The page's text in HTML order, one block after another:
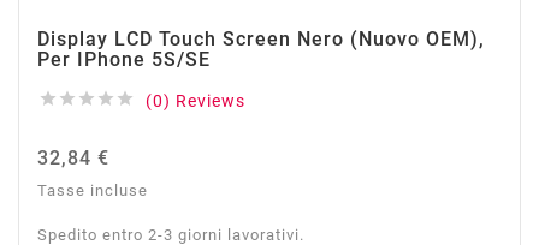
Display LCD Touch Screen Nero (Nuovo OEM),
Per IPhone 5S/SE
     (0) Reviews
32,84 €
Tasse incluse
Spedito entro 2-3 giorni lavorativi.